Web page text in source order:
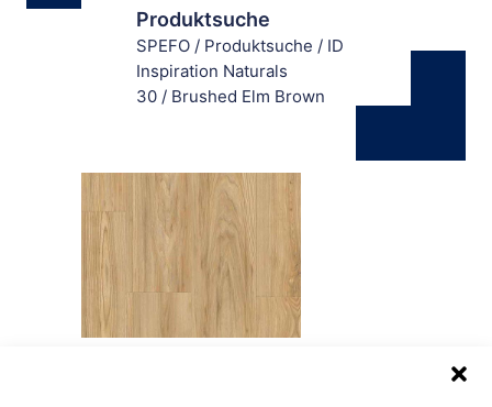
Produktsuche
SPEFO / Produktsuche / ID
Inspiration Naturals
30 / Brushed Elm Brown